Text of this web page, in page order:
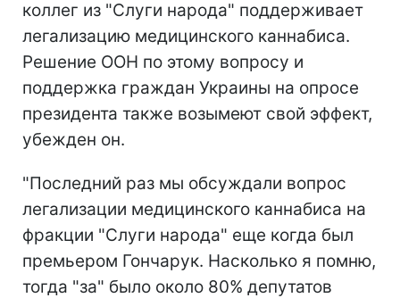
коллег из "Слуги народа" поддерживает
легализацию медицинского каннабиса.
Решение ООН по этому вопросу и
поддержка граждан Украины на опросе
президента также возымеют свой эффект,
убежден он.
"Последний раз мы обсуждали вопрос
легализации медицинского каннабиса на
фракции "Слуги народа" еще когда был
премьером Гончарук. Насколько я помню,
тогда "за" было около 80% депутатов